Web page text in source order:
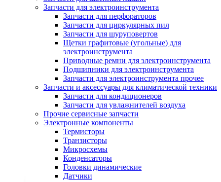
Запчасти для электроинструмента
Запчасти для перфораторов
Запчасти для циркулярных пил
Запчасти для шуруповертов
Щетки графитовые (угольные) для
электроинструмента
Приводные ремни для электроинструмента
Подшипники для электроинструмента
Запчасти для электроинструмента прочее
Запчасти и аксессуары для климатической техники
Запчасти для кондиционеров
Запчасти для увлажнителей воздуха
Прочие сервисные запчасти
Электронные компоненты
Термисторы
Транзисторы
Микросхемы
Конденсаторы
Головки динамические
Датчики